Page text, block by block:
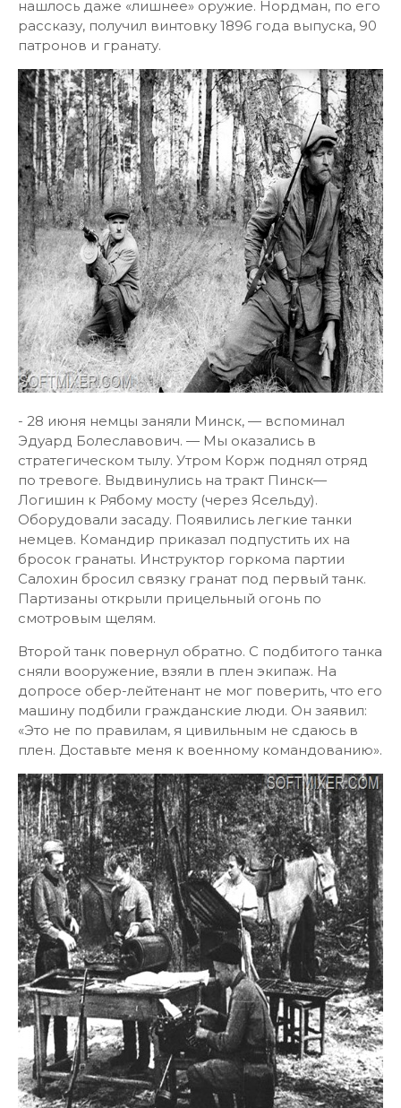
нашлось даже «лишнее» оружие. Нордман, по его
рассказу, получил винтовку 1896 года выпуска, 90
патронов и гранату.
- 28 июня немцы заняли Минск, — вспоминал
Эдуард Болеславович. — Мы оказались в
стратегическом тылу. Утром Корж поднял отряд
по тревоге. Выдвинулись на тракт Пинск—
Логишин к Рябому мосту (через Ясельду).
Оборудовали засаду. Появились легкие танки
немцев. Командир приказал подпустить их на
бросок гранаты. Инструктор горкома партии
Салохин бросил связку гранат под первый танк.
Партизаны открыли прицельный огонь по
смотровым щелям.
Второй танк повернул обратно. С подбитого танка
сняли вооружение, взяли в плен экипаж. На
допросе обер-лейтенант не мог поверить, что его
машину подбили гражданские люди. Он заявил:
«Это не по правилам, я цивильным не сдаюсь в
плен. Доставьте меня к военному командованию».